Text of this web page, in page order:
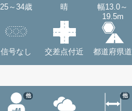
25～34歳 晴
幅13.0～
19.5m
信号なし 交差点付近 都道府県道
他 他